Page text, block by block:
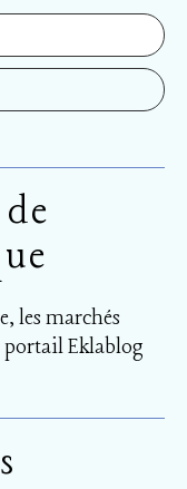
les marchés
portail Eklablog